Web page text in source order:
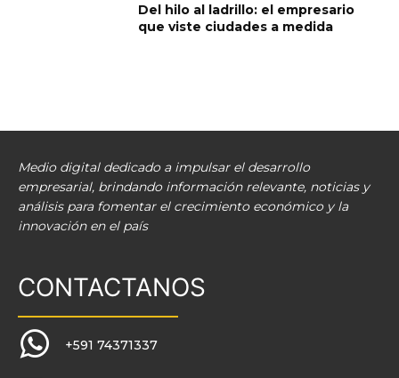
Del hilo al ladrillo: el empresario
que viste ciudades a medida
Medio digital dedicado a impulsar el desarrollo
empresarial, brindando información relevante, noticias y
análisis para fomentar el crecimiento económico y la
innovación en el país
CONTACTANOS
+591 74371337